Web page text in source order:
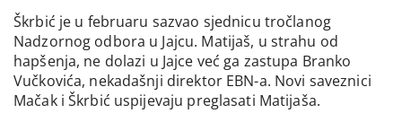
Škrbić je u februaru sazvao sjednicu tročlanog
Nadzornog odbora u Jajcu. Matijaš, u strahu od
hapšenja, ne dolazi u Jajce već ga zastupa Branko
Vučkovića, nekadašnji direktor EBN-a. Novi saveznici
Mačak i Škrbić uspijevaju preglasati Matijaša.